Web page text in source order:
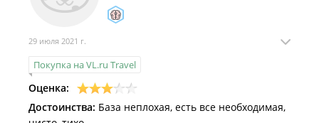
пользуйтесь тем, что есть.
29 июля 2021 г.
Покупка на VL.ru Travel
Оценка:
Достоинства: База неплохая, есть все необходимая,